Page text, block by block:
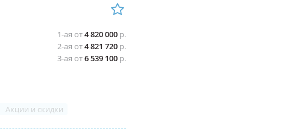
1-ая от4 820 000 р.
2-ая от4 821 720 р.
3-ая от6 539 100 р.
Акции и скидки